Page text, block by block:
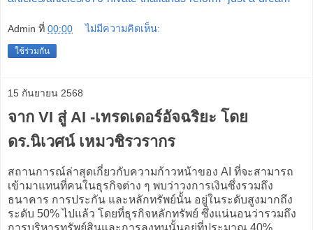
Admin ที่ 00:00 ไม่มีความคิดเห็น:
ใช้ร่วมกัน
15 กันยายน 2568
จาก VI สู่ AI -เทรดเดอร์อัจฉริยะ โดย
ดร.นิเวศน์ เหมวชิรวรากร
สถานการณ์ล่าสุดเกี่ยวกับความก้าวหน้าของ AI ที่จะสามารถ
เข้ามาแทนที่คนในธุรกิจต่าง ๆ พบว่าวงการเงินซึ่งรวมถึง
ธนาคาร การประกัน และหลักทรัพย์นั้น อยู่ในระดับสูงมากถึง
ระดับ 50% ไปแล้ว โดยที่ธุรกิจหลักทรัพย์ ซึ่งแน่นอนว่ารวมถึง
การบริหารทรัพย์สินและการลงทุนนั้นอยู่ที่ประมาณ 40%